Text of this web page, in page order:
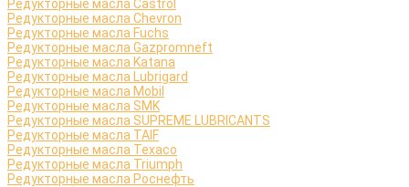
Редукторные масла Castrol
Редукторные масла Chevron
Редукторные масла Fuchs
Редукторные масла Gazpromneft
Редукторные масла Katana
Редукторные масла Lubrigard
Редукторные масла Mobil
Редукторные масла SMK
Редукторные масла SUPREME LUBRICANTS
Редукторные масла TAIF
Редукторные масла Texaco
Редукторные масла Triumph
Редукторные масла Роснефть